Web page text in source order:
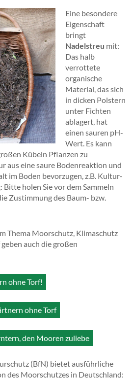
Eine besondere
Eigenschaft
bringt
Nadelstreu mit:
Das halb
verrottete
organische
Material, das sich
in dicken Polstern
unter Fichten
ablagert, hat
einen sauren pH-
Wert. Es kann
Kübeln Pflanzen zu
aus eine saure Bodenreaktion und
im Boden bevorzugen, z.B. Kultur-
holen Sie vor dem Sammeln
Zustimmung des Baum- bzw.
Thema Moorschutz, Klimaschutz
auch die großen
ohne Torf!
ohne Torf
den Mooren zuliebe
(BfN) bietet ausführliche
des Moorschutzes in Deutschland: